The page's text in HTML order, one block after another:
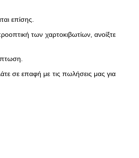
επίσης.
των χαρτοκιβωτίων, ανοίξτε
σε επαφή με τις πωλήσεις μας για